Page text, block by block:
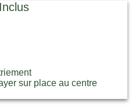
sur place au centre